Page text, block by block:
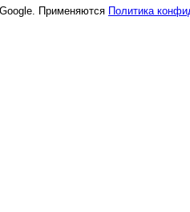
Применяются Политика